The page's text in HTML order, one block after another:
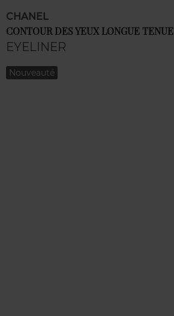
CHANEL
CONTOUR DES YEUX LONGUE TENUE
EYELINER
Nouveauté